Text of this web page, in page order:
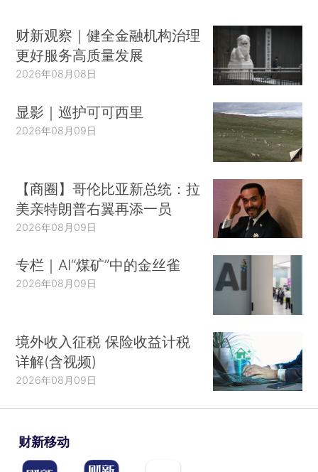
财新观察｜健全金融机构治理
更好服务高质量发展
2026年08月08日
显影｜巡护可可西里
2026年08月09日
【商圈】哥伦比亚新总统：拉
美亲特朗普右翼再添一员
2026年08月09日
专栏｜AI“煤矿”中的金丝雀
2026年08月09日
境外收入征税 保险收益计税
详解(含视频)
2026年08月09日
财新移动